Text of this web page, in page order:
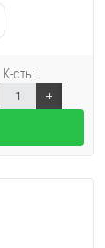
К-сть: